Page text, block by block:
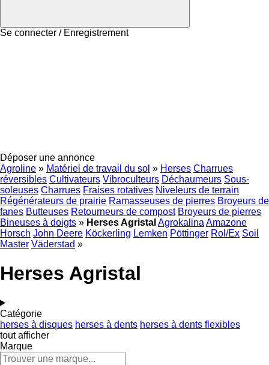
Se connecter / Enregistrement
Déposer une annonce
Agroline » Matériel de travail du sol » Herses Charrues
réversibles Cultivateurs Vibroculteurs Déchaumeurs Sous-
soleuses Charrues Fraises rotatives Niveleurs de terrain
Régénérateurs de prairie Ramasseuses de pierres Broyeurs de
fanes Butteuses Retourneurs de compost Broyeurs de pierres
Bineuses à doigts » Herses Agristal Agrokalina Amazone
Horsch John Deere Köckerling Lemken Pöttinger Rol/Ex Soil
Master Väderstad »
Herses Agristal
Catégorie
herses à disques herses à dents herses à dents flexibles
tout afficher
Marque